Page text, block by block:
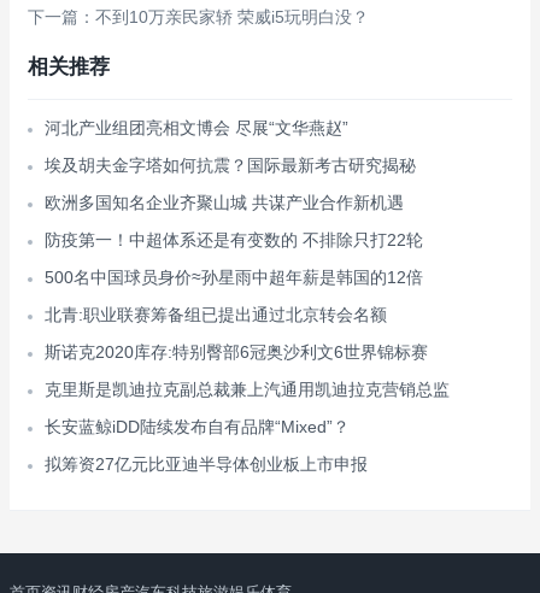
下一篇：不到10万亲民家轿 荣威i5玩明白没？
相关推荐
河北产业组团亮相文博会 尽展“文华燕赵”
埃及胡夫金字塔如何抗震？国际最新考古研究揭秘
欧洲多国知名企业齐聚山城 共谋产业合作新机遇
防疫第一！中超体系还是有变数的 不排除只打22轮
500名中国球员身价≈孙星雨中超年薪是韩国的12倍
北青:职业联赛筹备组已提出通过北京转会名额
斯诺克2020库存:特别臀部6冠奥沙利文6世界锦标赛
克里斯是凯迪拉克副总裁兼上汽通用凯迪拉克营销总监
长安蓝鲸iDD陆续发布自有品牌“Mixed”？
拟筹资27亿元比亚迪半导体创业板上市申报